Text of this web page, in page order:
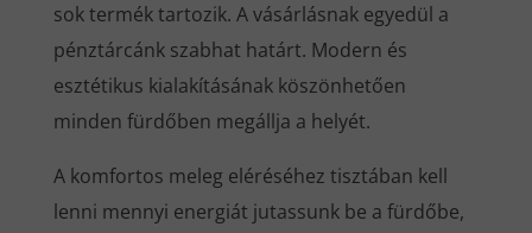
sok termék tartozik. A vásárlásnak egyedül a
pénztárcánk szabhat határt. Modern és
esztétikus kialakításának köszönhetően
minden fürdőben megállja a helyét.
A komfortos meleg eléréséhez tisztában kell
lenni mennyi energiát jutassunk be a fürdőbe,